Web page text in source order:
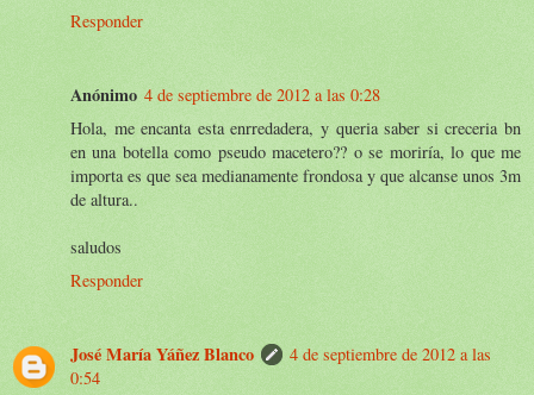
Responder
Anónimo 4 de septiembre de 2012 a las 0:28
Hola, me encanta esta enrredadera, y queria saber si creceria bn
en una botella como pseudo macetero?? o se moriría, lo que me
importa es que sea medianamente frondosa y que alcanse unos 3m
de altura..
saludos
Responder
José María Yáñez Blanco
4 de septiembre de 2012 a las
0:54